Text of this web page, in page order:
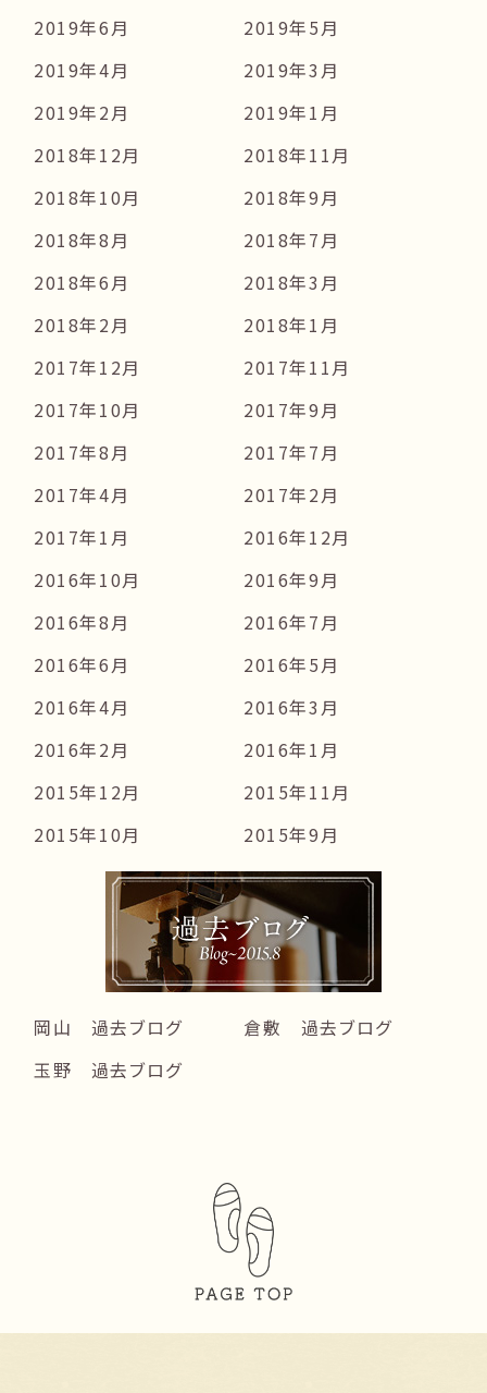
2019年6月
2019年5月
2019年4月
2019年3月
2019年2月
2019年1月
2018年12月
2018年11月
2018年10月
2018年9月
2018年8月
2018年7月
2018年6月
2018年3月
2018年2月
2018年1月
2017年12月
2017年11月
2017年10月
2017年9月
2017年8月
2017年7月
2017年4月
2017年2月
2017年1月
2016年12月
2016年10月
2016年9月
2016年8月
2016年7月
2016年6月
2016年5月
2016年4月
2016年3月
2016年2月
2016年1月
2015年12月
2015年11月
2015年10月
2015年9月
岡山 過去ブログ
倉敷 過去ブログ
玉野 過去ブログ